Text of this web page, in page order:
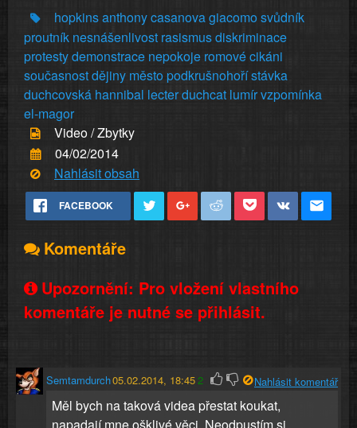
hopkinsanthonycasanovagiacomosvůdník
proutník nesnášenlivost rasismusdiskriminace
protestydemonstrace nepokoje romovécikáni
současnostdějiny městopodkrušnohořístávka
duchcovská hannibal lecterduchcat lumírvzpomínka
el-magor
Video / Zbytky
04/02/2014
Nahlásit obsah
FACEBOOK
Komentáře
Upozornění: Pro vložení vlastního
komentáře je nutné se přihlásit.
Semtamdurch05.02.2014, 18:452 Nahlásit komentář
Měl bych na taková videa přestat koukat,